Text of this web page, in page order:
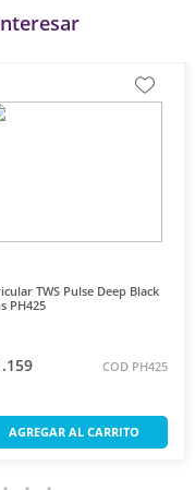
PH425
COD PH425
AGREGAR AL CARRITO